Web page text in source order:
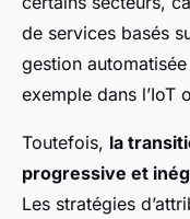
de services basés
gestion
exemple dans l’IoT
Toutefois, la
progressive et
Les stratégies